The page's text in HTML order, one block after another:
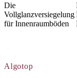
Die
Vollglanzversiegelung
für Innenraumböden
Algotop